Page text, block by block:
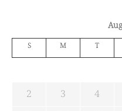
S M T
2
3 4